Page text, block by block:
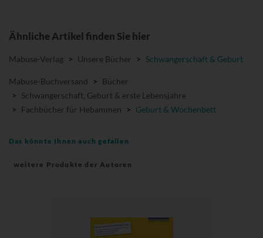
Ähnliche Artikel finden Sie hier
Mabuse-Verlag > Unsere Bücher > Schwangerschaft & Geburt
Mabuse-Buchversand > Bücher
> Schwangerschaft, Geburt & erste Lebensjahre
> Fachbücher für Hebammen > Geburt & Wochenbett
Das könnte Ihnen auch gefallen
weitere Produkte der Autoren